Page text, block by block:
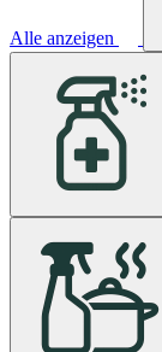
Alle anzeigen